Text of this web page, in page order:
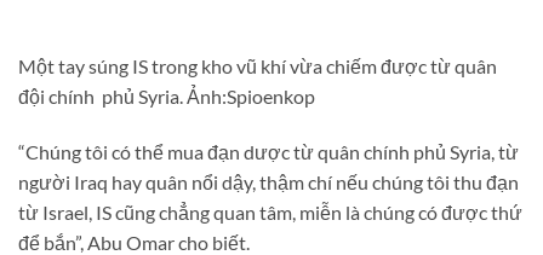
Một tay súng IS trong kho vũ khí vừa chiếm được từ quân
đội chính phủ Syria. Ảnh:Spioenkop
“Chúng tôi có thể mua đạn dược từ quân chính phủ Syria, từ
người Iraq hay quân nổi dậy, thậm chí nếu chúng tôi thu đạn
từ Israel, IS cũng chẳng quan tâm, miễn là chúng có được thứ
để bắn”, Abu Omar cho biết.